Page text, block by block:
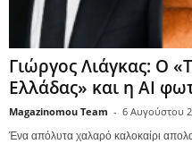
Γιώργος Λιάγκας: Ο
Ελλάδας» και η AI
Magazinomou Team - 6 Αυγούστου
Ένα απόλυτα χαλαρό καλοκαίρι